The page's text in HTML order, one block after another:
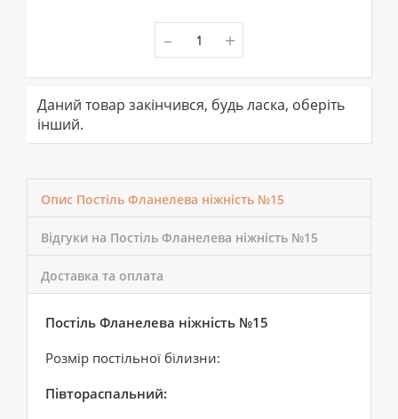
- +
Даний товар закінчився, будь ласка, оберіть
інший.
Опис Постіль Фланелева ніжність №15
Відгуки на Постіль Фланелева ніжність №15
Доставка та оплата
Постіль Фланелева ніжність №15
Розмір постільної білизни:
Півтораспальний: